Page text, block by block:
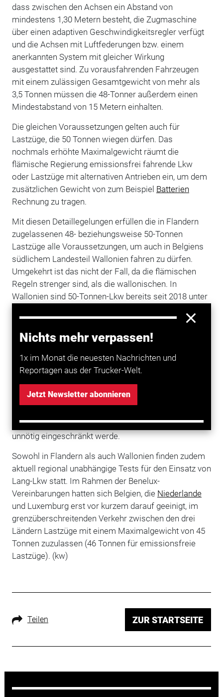
Nichts mehr verpassen!
1x im Monat die neuesten Nachrichten und
Reportagen aus der Trucker-Welt.
Jetzt Newsletter abonnieren
dass zwischen den Achsen ein Abstand von
mindestens 1,30 Metern besteht, die Zugmaschine
über einen adaptiven Geschwindigkeitsregler verfügt
und die Achsen mit Luftfederungen bzw. einem
anerkannten System mit gleicher Wirkung
ausgestattet sind. Zu vorausfahrenden Fahrzeugen
mit einem zulässigen Gesamtgewicht von mehr als
3,5 Tonnen müssen die 48-Tonner außerdem einen
Mindestabstand von 15 Metern einhalten.
Die gleichen Voraussetzungen gelten auch für
Lastzüge, die 50 Tonnen wiegen dürfen. Das
nochmals erhöhte Maximalgewicht räumt die
flämische Regierung emissionsfrei fahrende Lkw
oder Lastzüge mit alternativen Antrieben ein, um dem
zusätzlichen Gewicht von zum Beispiel Batterien
Rechnung zu tragen.
Mit diesen Detaillegelungen erfüllen die in Flandern
zugelassenen 48- beziehungsweise 50-Tonnen
Lastzüge alle Voraussetzungen, um auch in Belgiens
südlichem Landesteil Wallonien fahren zu dürfen.
Umgekehrt ist das nicht der Fall, da die flämischen
Regeln strenger sind, als die wallonischen. In
Wallonien sind 50-Tonnen-Lkw bereits seit 2018 unter
zugelassen.
Unterschiedliche Gesetze im gleichen Land
Der belgische Verband für Straßengütertransport
UPTR bedauert die unterschiedliche Gesetzgebung.
Auch die belgische Fachpresse übt Kritik. Das
Internetportal „Transportmedia.be“ schreibt von einer
Einsatz der in Wallonien zugelassenen 50 Tonnen Lkw
unnötig eingeschränkt werde.
Sowohl in Flandern als auch Wallonien finden zudem
aktuell regional unabhängige Tests für den Einsatz von
Lang-Lkw statt. Im Rahmen der Benelux-
Vereinbarungen hatten sich Belgien, die Niederlande
und Luxemburg erst vor kurzem darauf geeinigt, im
grenzüberschreitenden Verkehr zwischen den drei
Ländern Lastzüge mit einem Maximalgewicht von 45
Tonnen zuzulassen (46 Tonnen für emissionsfreie
Lastzüge). (kw)
Teilen ZUR STARTSEITE